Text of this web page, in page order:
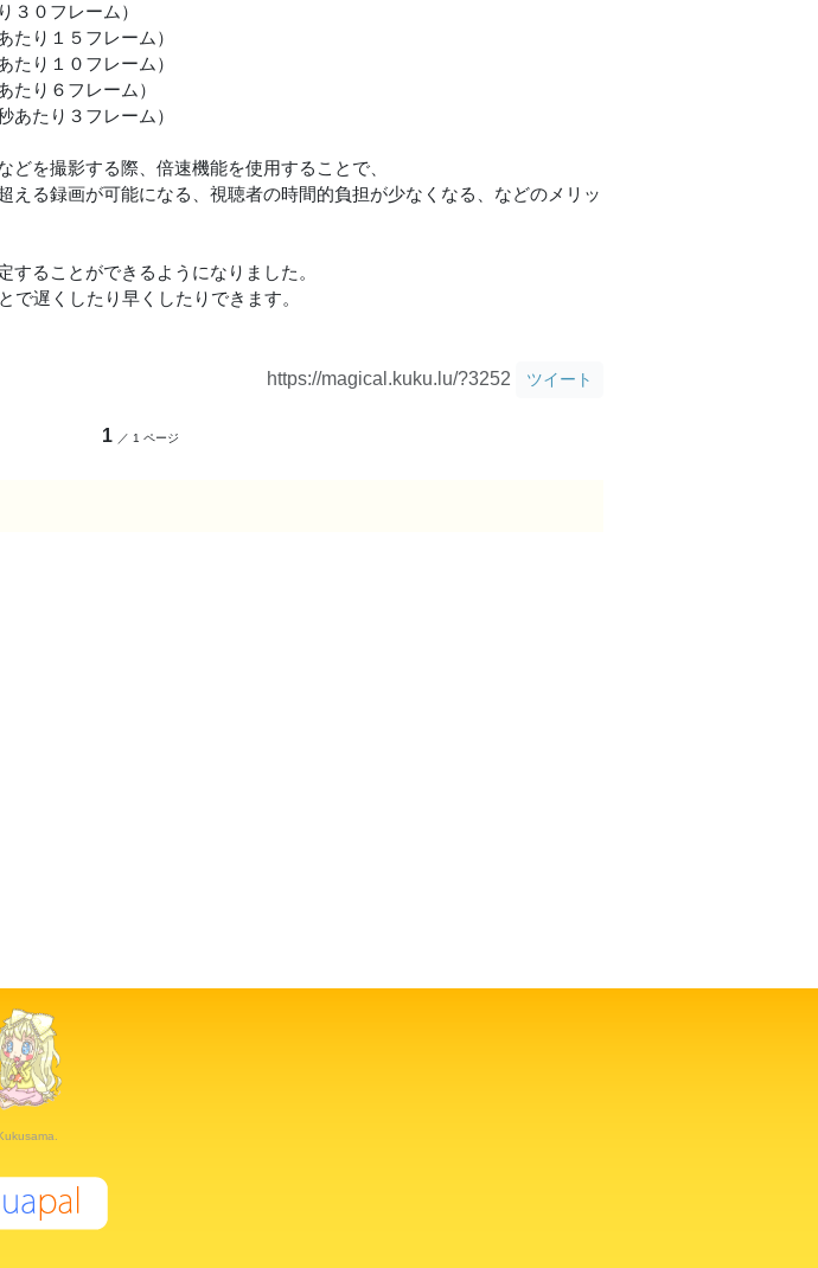
０フレーム）
り１５フレーム）
り１０フレーム）
り６フレーム）
たり３フレーム）
を撮影する際、倍速機能を使用することで、
える録画が可能になる、視聴者の時間的負担が少なくなる、などのメリッ
ることができるようになりました。
で遅くしたり早くしたりできます。
https://magical.kuku.lu/?3252 ツイート
1 ／ 1 ページ